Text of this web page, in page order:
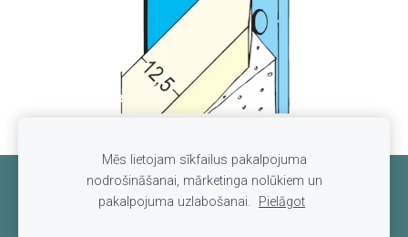
Sīkdatnes
Mēs lietojam sīkfailus pakalpojuma
nodrošināšanai, mārketinga nolūkiem un
pakalpojuma uzlabošanai.
Pielāgot